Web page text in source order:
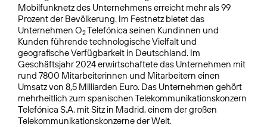
Mobilfunknetz des Unternehmens erreicht mehr als 99
Prozent der Bevölkerung. Im Festnetz bietet das
Unternehmen O2Telefónica seinen Kundinnen und
Kunden führende technologische Vielfalt und
geografische Verfügbarkeit in Deutschland. Im
Geschäftsjahr 2024 erwirtschaftete das Unternehmen mit
rund 7800 Mitarbeiterinnen und Mitarbeitern einen
Umsatz von 8,5 Milliarden Euro. Das Unternehmen gehört
mehrheitlich zum spanischen Telekommunikationskonzern
Telefónica S.A. mit Sitz in Madrid, einem der großen
Telekommunikationskonzerne der Welt.